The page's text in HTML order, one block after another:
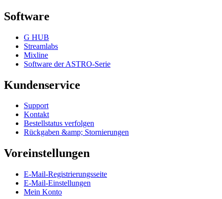
Software
G HUB
Streamlabs
Mixline
Software der ASTRO-Serie
Kundenservice
Support
Kontakt
Bestellstatus verfolgen
Rückgaben &amp; Stornierungen
Voreinstellungen
E-Mail-Registrierungsseite
E-Mail-Einstellungen
Mein Konto